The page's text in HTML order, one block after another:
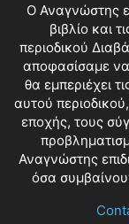
O Αναγνώστης
βιβλίο και
περιοδικού
αποφασίσαμε
θα εμπεριέχει
αυτού
εποχής, τους
Αναγνώστης
όσα